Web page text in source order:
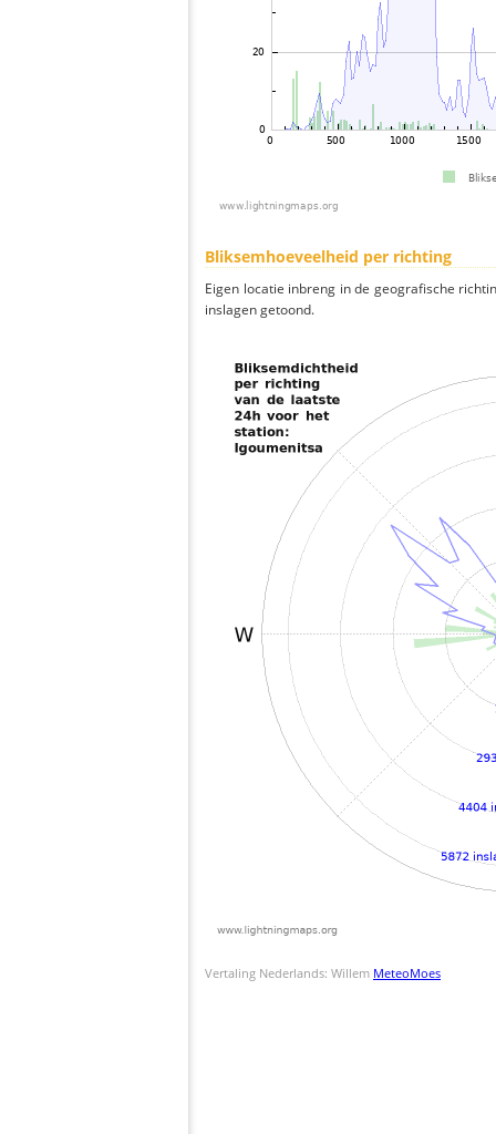
Bliksemhoeveelheid per richting
Eigen locatie inbreng in de geografische
inslagen getoond.
Vertaling Nederlands: Willem MeteoMoes